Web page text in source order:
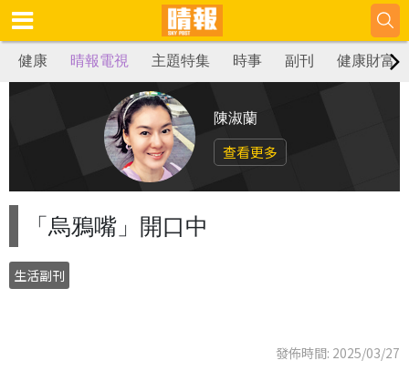
健康 晴報電視 主題特集 時事 副刊 健康財富
陳淑蘭
查看更多
「烏鴉嘴」開口中
生活副刊
發佈時間: 2025/03/27